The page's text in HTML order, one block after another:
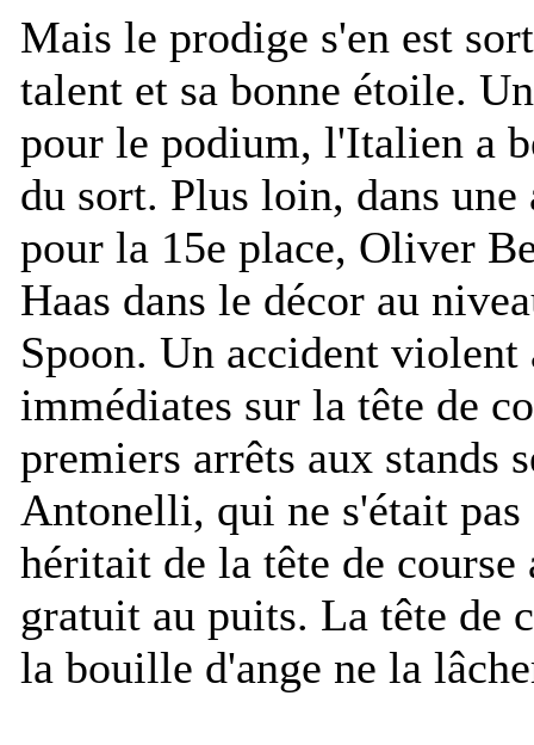
Mais le prodige s'en est
talent et sa bonne étoile.
pour le podium, l'Italien a
du sort. Plus loin, dans
pour la 15e place, Oliver
Haas dans le décor au
Spoon. Un accident violent
immédiates sur la tête de
premiers arrêts aux stands
Antonelli, qui ne s'était pas
héritait de la tête de course
gratuit au puits. La tête de
la bouille d'ange ne la